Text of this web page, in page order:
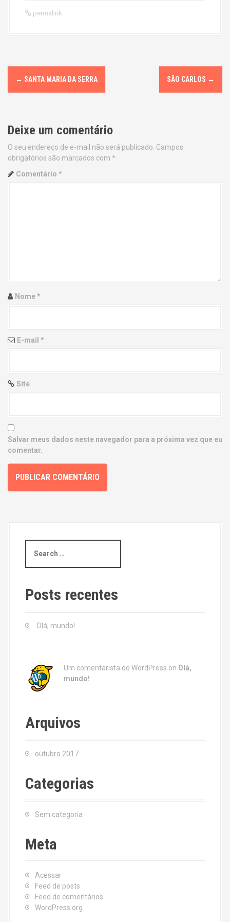
permalink
P
o
t
n
a
i
n
← SANTA MARIA DA SERRA SÃO CARLOS →
Deixe um comentário
O seu endereço de e-mail não será publicado. Campos
obrigatórios são marcados com *
Comentário *
Nome*
E-mail *
Site
Salvar meus dados neste navegador para a próxima vez que eu
comentar.
a
c
h
Posts recentes
Olá, mundo!
Um comentarista do WordPress on Olá,
mundo!
Arquivos
outubro 2017
Categorias
Sem categoria
Meta
Acessar
Feed de posts
Feed de comentários
WordPress.org